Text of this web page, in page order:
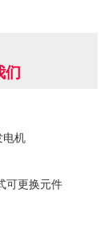
们
电机
可更换元件